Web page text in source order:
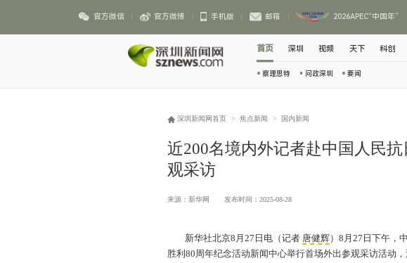
官方微信 官方微博 手机版 邮箱 2026APEC“中国年”
首页
察理思特 问政深圳 要闻
深圳 视频 天下 科创
深圳新闻网首页 > 焦点新闻 > 国内新闻
近200名境内外记者赴中国人民
观采访
来源：新华网 发布时间：2025-08-28
新华社北京8月27日电（记者 唐健辉）8月27日下午，
胜利80周年纪念活动新闻中心举行首场外出参观采访活动